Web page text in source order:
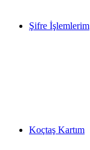
Şifre İşlemlerim
Koçtaş Kartım